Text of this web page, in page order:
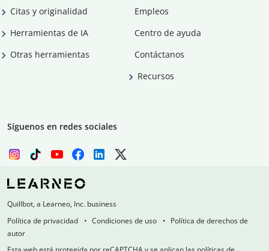
Citas y originalidad
Herramientas de IA
Otras herramientas
Empleos
Centro de ayuda
Contáctanos
Recursos
Síguenos en redes sociales
Quillbot, a Learneo, Inc. business
Política de privacidad
Condiciones de uso
Política de derechos de
autor